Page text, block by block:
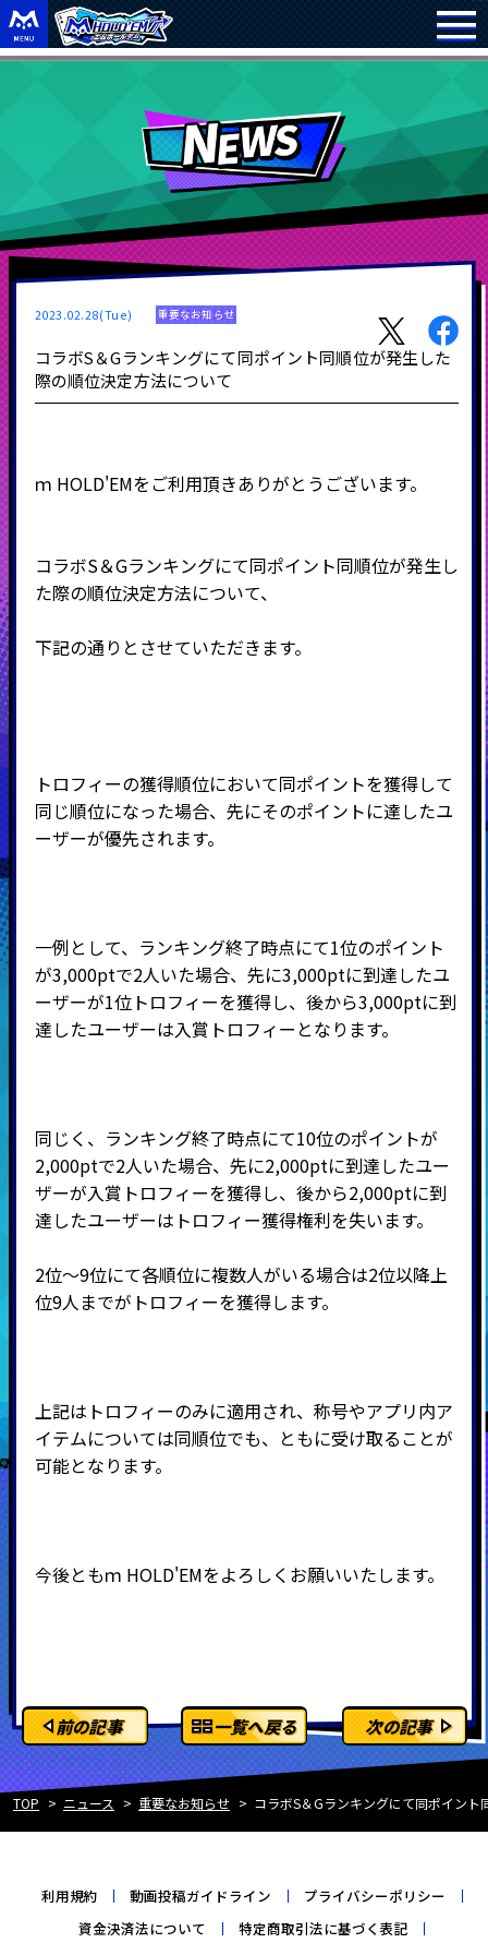
2023.02.28(Tue) 重要なお知らせ
コラボS＆Gランキングにて同ポイント同順位が発生した
際の順位決定方法について
ｍ HOLD'EMをご利用頂きありがとうございます。
コラボS＆Gランキングにて同ポイント同順位が発生し
た際の順位決定方法について、
下記の通りとさせていただきます。
トロフィーの獲得順位において同ポイントを獲得して
同じ順位になった場合、先にそのポイントに達したユ
ーザーが優先されます。
一例として、ランキング終了時点にて1位のポイント
が3,000ptで2人いた場合、先に3,000ptに到達したユ
ーザーが1位トロフィーを獲得し、後から3,000ptに到
達したユーザーは入賞トロフィーとなります。
同じく、ランキング終了時点にて10位のポイントが
2,000ptで2人いた場合、先に2,000ptに到達したユー
ザーが入賞トロフィーを獲得し、後から2,000ptに到
達したユーザーはトロフィー獲得権利を失います。
2位～9位にて各順位に複数人がいる場合は2位以降上
位9人までがトロフィーを獲得します。
上記はトロフィーのみに適用され、称号やアプリ内ア
イテムについては同順位でも、ともに受け取ることが
可能となります。
今後ともｍ HOLD'EMをよろしくお願いいたします。
前の記事 一覧へ戻る 次の記事
TOP ニュース 重要なお知らせ コラボS＆Gランキングにて同ポイン
利用規約 動画投稿ガイドライン
プライバシーポリシー
資金決済法について
特定商取引法に基づく表記